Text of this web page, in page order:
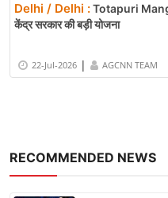
RECOMMENDED NEWS
Delhi / Delhi :Totapuri
केंद्र सरकार की बड़ी योजना
22-Jul-2026 | AGCNN TEAM